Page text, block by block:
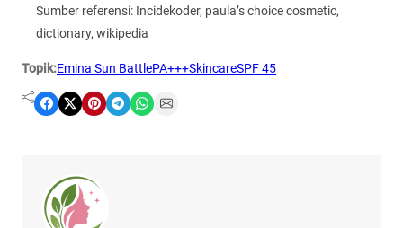
Sumber referensi: Incidekoder, paula’s choice cosmetic,
dictionary, wikipedia
Topik:Emina Sun BattlePA+++SkincareSPF 45
Share on Facebook Share on X Share on Pinterest Share on Telegram Share on WhatsApp Share on Email